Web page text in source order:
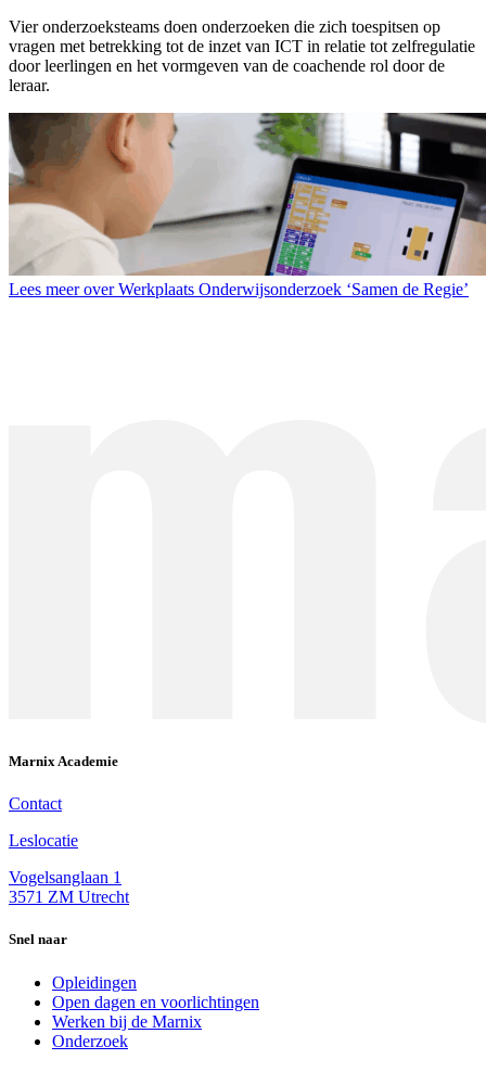
Vier onderzoeksteams doen onderzoeken die zich toespitsen op
vragen met betrekking tot de inzet van ICT in relatie tot zelfregulatie
door leerlingen en het vormgeven van de coachende rol door de
leraar.
Lees meer over Werkplaats Onderwijsonderzoek ‘Samen de Regie’
Marnix Academie
Contact
Leslocatie
Vogelsanglaan 1
3571 ZM Utrecht
Snel naar
Opleidingen
Open dagen en voorlichtingen
Werken bij de Marnix
Onderzoek